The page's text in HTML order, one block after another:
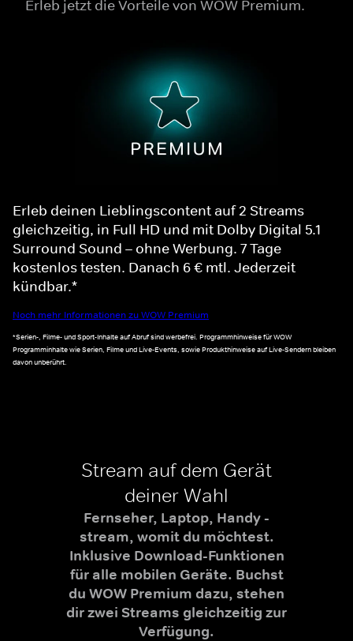
Erleb jetzt die Vorteile von WOW Premium.
Erleb deinen Lieblingscontent auf 2 Streams
gleichzeitig, in Full HD und mit Dolby Digital 5.1
Surround Sound – ohne Werbung. 7 Tage
kostenlos testen. Danach 6 € mtl. Jederzeit
kündbar.*
Noch mehr Informationen zu WOW Premium
*Serien-, Filme- und Sport-Inhalte auf Abruf sind werbefrei. Programmhinweise für WOW
Programminhalte wie Serien, Filme und Live-Events, sowie Produkthinweise auf Live-Sendern bleiben
davon unberührt.
Stream auf dem Gerät
deiner Wahl
Fernseher, Laptop, Handy -
stream, womit du möchtest.
Inklusive Download-Funktionen
für alle mobilen Geräte. Buchst
du WOW Premium dazu, stehen
dir zwei Streams gleichzeitig zur
Verfügung.